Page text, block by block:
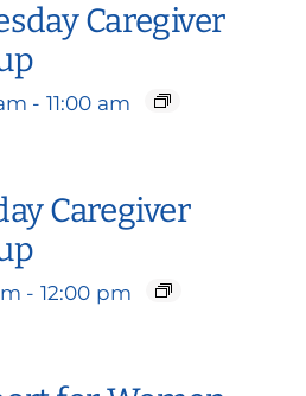
Caregiver
- 11:00 am
Caregiver
- 12:00 pm